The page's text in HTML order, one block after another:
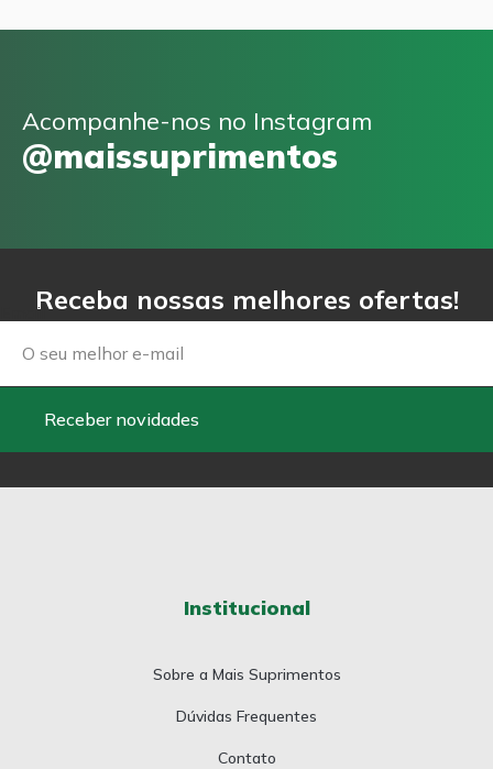
Acompanhe-nos no Instagram
@maissuprimentos
Receba nossas melhores ofertas!
Email
Receber novidades
Institucional
Sobre a Mais Suprimentos
Dúvidas Frequentes
Contato